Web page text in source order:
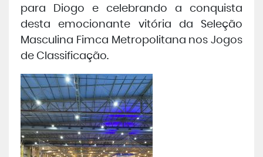
para Diogo e celebrando a conquista
desta emocionante vitória da Seleção
Masculina Fimca Metropolitana nos Jogos
de Classificação.